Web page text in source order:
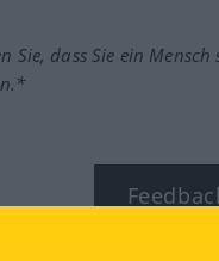
Sie, dass Sie ein